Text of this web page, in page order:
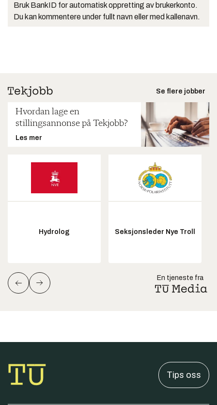
Bruk BankID for automatisk oppretting av brukerkonto.
Du kan kommentere under fullt navn eller med kallenavn.
Se flere jobber
Hvordan lage en
stillingsannonse på Tekjobb?
Les mer
Hydrolog Seksjonsleder Nye Troll
En tjeneste fra
Tips oss